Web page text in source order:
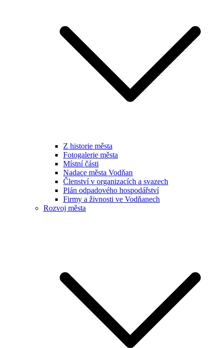
Z historie města
Fotogalerie města
Místní části
Nadace města Vodňan
Členství v organizacích a svazech
Plán odpadového hospodářství
Firmy a živnosti ve Vodňanech
Rozvoj města